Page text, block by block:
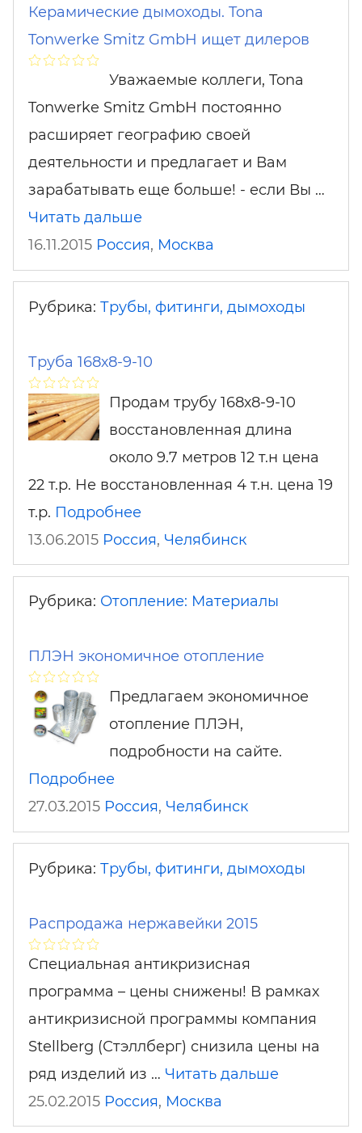
Керамические дымоходы. Tona
Tonwerke Smitz GmbH ищет дилеров
Уважаемые коллеги, Tona
Tonwerke Smitz GmbH постоянно
расширяет географию своей
деятельности и предлагает и Вам
зарабатывать еще больше! - если Вы …
Читать дальше
16.11.2015 Россия, Москва
Рубрика: Трубы, фитинги, дымоходы
Труба 168х8-9-10
Продам трубу 168х8-9-10
восстановленная длина
около 9.7 метров 12 т.н цена
22 т.р. Не восстановленная 4 т.н. цена 19
т.р. Подробнее
13.06.2015 Россия, Челябинск
Рубрика: Отопление: Материалы
ПЛЭН экономичное отопление
Предлагаем экономичное
отопление ПЛЭН,
подробности на сайте.
Подробнее
27.03.2015 Россия, Челябинск
Рубрика: Трубы, фитинги, дымоходы
Распродажа нержавейки 2015
Специальная антикризисная
программа – цены снижены! В рамках
антикризисной программы компания
Stellberg (Стэллберг) снизила цены на
ряд изделий из … Читать дальше
25.02.2015 Россия, Москва